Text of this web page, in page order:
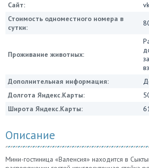
Сайт:
Стоимость одноместного номера в
сутки:
Проживание животных:
Дополнительная информация:
Долгота Яндекс.Карты:
Широта Яндекс.Карты:
Описание
Мини-гостиница «Валенсия» находится в